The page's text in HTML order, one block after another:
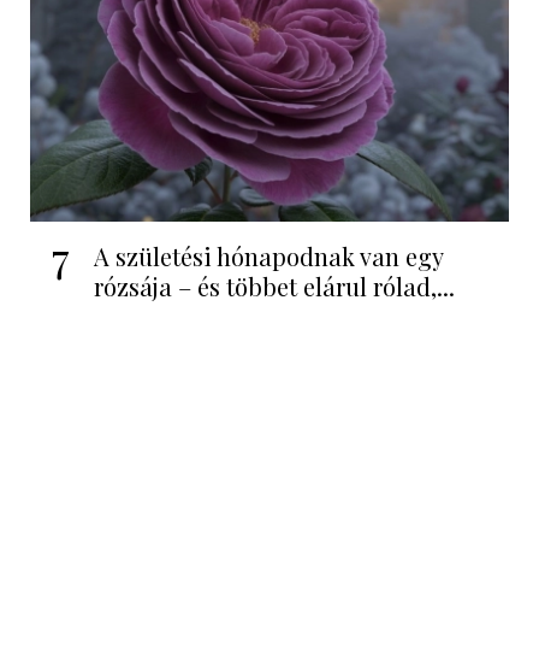
7
A születési hónapodnak van egy
rózsája – és többet elárul rólad,...